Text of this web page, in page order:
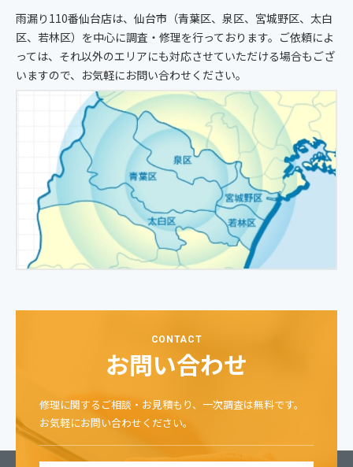
雨漏り110番仙台店は、仙台市（青葉区、泉区、宮城野区、太白
区、若林区）を中心に調査・修理を行っております。 ご依頼によ
っては、それ以外のエリアにも対応させていただける場合もござ
いますので、お気軽にお問い合わせください。
CONTACT
お問い合わせ
修理に関するご相談・お見積もり、一次調査は無料です。
お気軽にお問い合わせください。